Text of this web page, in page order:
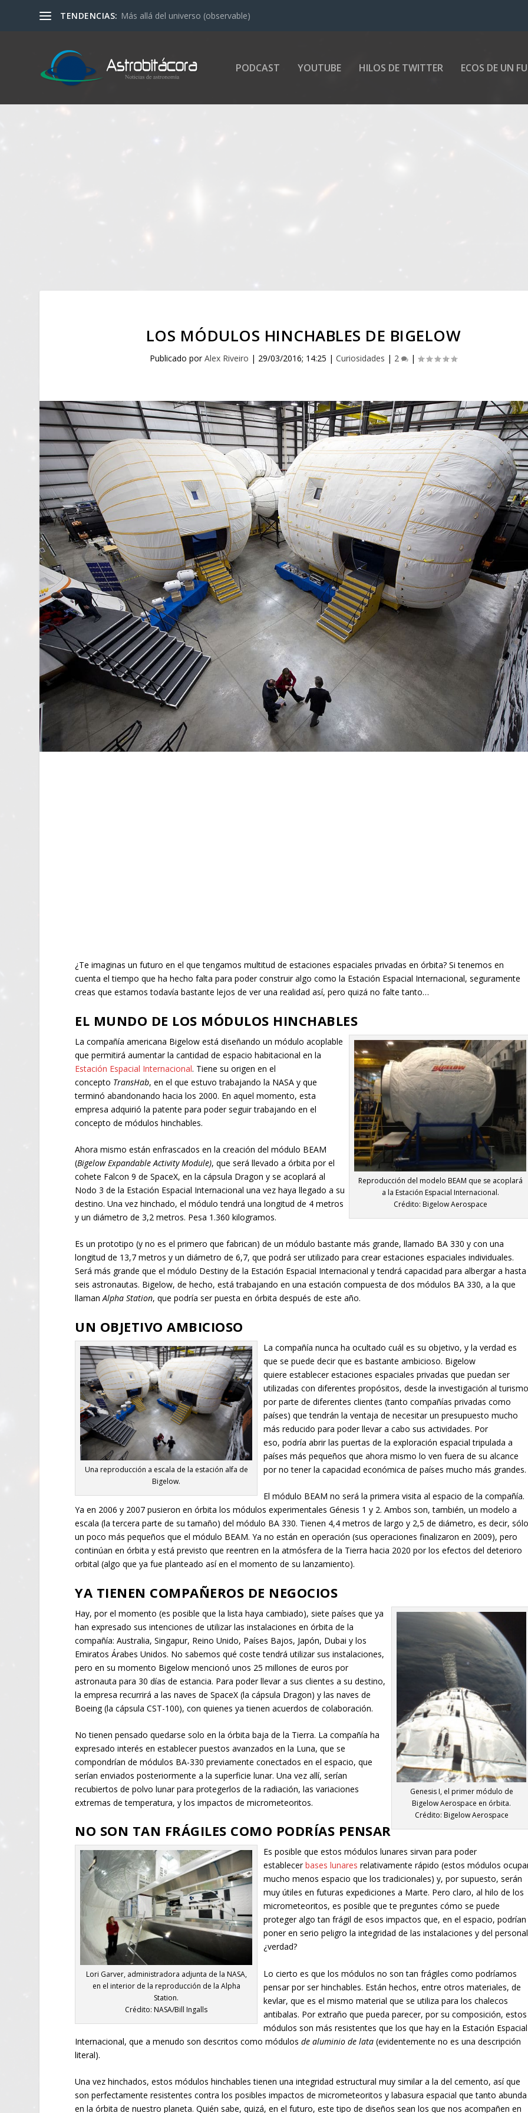
TENDENCIAS: Más allá del universo (observable)
PODCAST YOUTUBE HILOS DE TWITTER ECOS DE UN
LOS MÓDULOS HINCHABLES DE BIGELOW
Publicado porAlex Riveiro | 29/03/2016; 14:25 |Curiosidades | 2 |
¿Te imaginas un futuro en el que tengamos multitud de estaciones espaciales privadas en órbita? Si tenemos en
cuenta el tiempo que ha hecho falta para poder construir algo como la Estación Espacial Internacional, seguramente
creas que estamos todavía bastante lejos de ver una realidad así, pero quizá no falte tanto…
EL MUNDO DE LOS MÓDULOS HINCHABLES
Reproducción del modelo BEAM que se acoplará
a la Estación Espacial Internacional.
Crédito: Bigelow Aerospace
La compañía americana Bigelow está diseñando un módulo acoplable
que permitirá aumentar la cantidad de espacio habitacional en la
Estación Espacial Internacional. Tiene su origen en el
concepto TransHab, en el que estuvo trabajando la NASA y que
terminó abandonando hacia los 2000. En aquel momento, esta
empresa adquirió la patente para poder seguir trabajando en el
concepto de módulos hinchables.
Ahora mismo están enfrascados en la creación del módulo BEAM
(Bigelow Expandable Activity Module), que será llevado a órbita por el
cohete Falcon 9 de SpaceX, en la cápsula Dragon y se acoplará al
Nodo 3 de la Estación Espacial Internacional una vez haya llegado a su
destino. Una vez hinchado, el módulo tendrá una longitud de 4 metros
y un diámetro de 3,2 metros. Pesa 1.360 kilogramos.
Es un prototipo (y no es el primero que fabrican) de un módulo bastante más grande, llamado BA 330 y con una
longitud de 13,7 metros y un diámetro de 6,7, que podrá ser utilizado para crear estaciones espaciales individuales.
Será más grande que el módulo Destiny de la Estación Espacial Internacional y tendrá capacidad para albergar a hasta
seis astronautas. Bigelow, de hecho, está trabajando en una estación compuesta de dos módulos BA 330, a la que
llamanAlpha Station, que podría ser puesta en órbita después de este año.
UN OBJETIVO AMBICIOSO
Una reproducción a escala de la estación alfa de
Bigelow.
La compañía nunca ha ocultado cuál es su objetivo, y la verdad es
que se puede decir que es bastante ambicioso. Bigelow
quiere establecer estaciones espaciales privadas que puedan ser
utilizadas con diferentes propósitos, desde la investigación al
por parte de diferentes clientes (tanto compañías privadas como
países) que tendrán la ventaja de necesitar un presupuesto mucho
más reducido para poder llevar a cabo sus actividades. Por
eso, podría abrir las puertas de la exploración espacial tripulada a
países más pequeños que ahora mismo lo ven fuera de su alcance
por no tener la capacidad económica de países mucho más grandes.
El módulo BEAM no será la primera visita al espacio de la compañía.
Ya en 2006 y 2007 pusieron en órbita los módulos experimentales Génesis 1 y 2. Ambos son, también, un modelo a
escala (la tercera parte de su tamaño) del módulo BA 330. Tienen 4,4 metros de largo y 2,5 de diámetro, es decir,
un poco más pequeños que el módulo BEAM. Ya no están en operación (sus operaciones finalizaron en 2009), pero
continúan en órbita y está previsto que reentren en la atmósfera de la Tierra hacia 2020 por los efectos del deterioro
orbital (algo que ya fue planteado así en el momento de su lanzamiento).
YA TIENEN COMPAÑEROS DE NEGOCIOS
Genesis I, el primer módulo de
Bigelow Aerospace en órbita.
Crédito: Bigelow Aerospace
Hay, por el momento (es posible que la lista haya cambiado), siete países que ya
han expresado sus intenciones de utilizar las instalaciones en órbita de la
compañía: Australia, Singapur, Reino Unido, Países Bajos, Japón, Dubai y los
Emiratos Árabes Unidos. No sabemos qué coste tendrá utilizar sus instalaciones,
pero en su momento Bigelow mencionó unos 25 millones de euros por
astronauta para 30 días de estancia. Para poder llevar a sus clientes a su destino,
la empresa recurrirá a las naves de SpaceX (la cápsula Dragon) y las naves de
Boeing (la cápsula CST-100), con quienes ya tienen acuerdos de colaboración.
No tienen pensado quedarse solo en la órbita baja de la Tierra. La compañía ha
expresado interés en establecer puestos avanzados en la Luna, que se
compondrían de módulos BA-330 previamente conectados en el espacio, que
serían enviados posteriormente a la superficie lunar. Una vez allí, serían
recubiertos de polvo lunar para protegerlos de la radiación, las variaciones
extremas de temperatura, y los impactos de micrometeoritos.
NO SON TAN FRÁGILES COMO PODRÍAS PENSAR
Lori Garver, administradora adjunta de la NASA,
en el interior de la reproducción de la Alpha
Station.
Crédito: NASA/Bill Ingalls
Es posible que estos módulos lunares sirvan para poder
establecerbases lunares relativamente rápido (estos módulos
mucho menos espacio que los tradicionales) y, por supuesto, serán
muy útiles en futuras expediciones a Marte. Pero claro, al hilo de los
micrometeoritos, es posible que te preguntes cómo se puede
proteger algo tan frágil de esos impactos que, en el espacio, podrían
poner en serio peligro la integridad de las instalaciones y del
¿verdad?
Lo cierto es que los módulos no son tan frágiles como podríamos
pensar por ser hinchables. Están hechos, entre otros materiales, de
kevlar, que es el mismo material que se utiliza para los chalecos
antibalas. Por extraño que pueda parecer, por su composición, estos
módulos son más resistentes que los que hay en la Estación Espacial
Internacional, que a menudo son descritos como módulosde aluminio de lata (evidentemente no es una descripción
literal).
Una vez hinchados, estos módulos hinchables tienen una integridad estructural muy similar a la del cemento, así que
son perfectamente resistentes contra los posibles impactos de micrometeoritos y labasura espacial que tanto abunda
en la órbita de nuestro planeta. Quién sabe, quizá, en el futuro, este tipo de diseños sean los que nos acompañen en